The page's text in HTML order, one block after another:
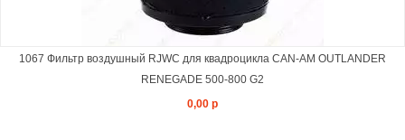
1067 Фильтр воздушный RJWC для квадроцикла CAN-AM OUTLANDER
RENEGADE 500-800 G2
0,00 р